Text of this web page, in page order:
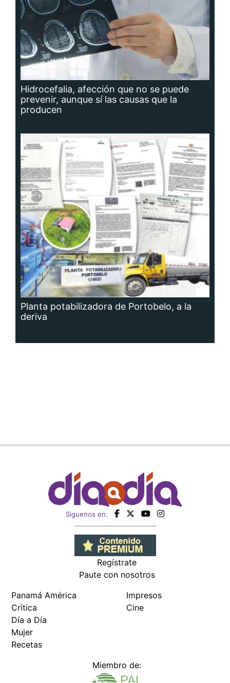
Hidrocefalia, afección que no se puede
prevenir, aunque sí las causas que la
producen
Planta potabilizadora de Portobelo, a la
deriva
Siguenos en:
Regístrate
Paute con nosotros
Panamá América
Crítica
Día a Día
Mujer
Recetas
Impresos
Cine
Miembro de: